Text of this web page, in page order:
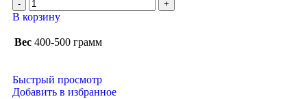
В корзину
Вес 400-500 грамм
Быстрый просмотр
Добавить в избранное